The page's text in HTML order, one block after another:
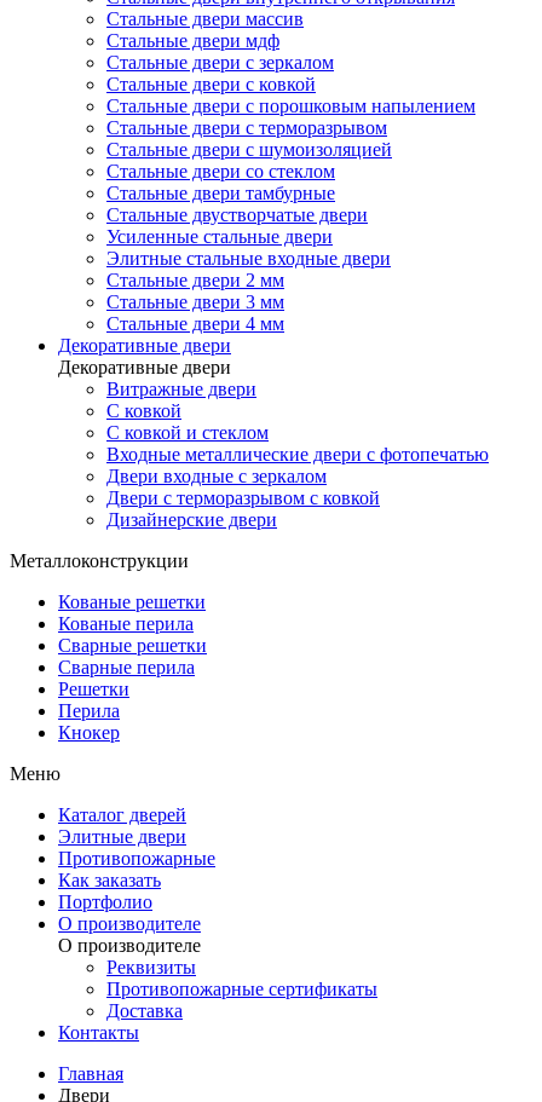
Стальные двери массив
Стальные двери мдф
Стальные двери с зеркалом
Стальные двери с ковкой
Стальные двери с порошковым напылением
Стальные двери с терморазрывом
Стальные двери с шумоизоляцией
Стальные двери со стеклом
Стальные двери тамбурные
Стальные двустворчатые двери
Усиленные стальные двери
Элитные стальные входные двери
Стальные двери 2 мм
Стальные двери 3 мм
Стальные двери 4 мм
Декоративные двери
Декоративные двери
Витражные двери
С ковкой
С ковкой и стеклом
Входные металлические двери с фотопечатью
Двери входные с зеркалом
Двери с терморазрывом с ковкой
Дизайнерские двери
Металлоконструкции
Кованые решетки
Кованые перила
Сварные решетки
Сварные перила
Решетки
Перила
Кнокер
Меню
Каталог дверей
Элитные двери
Противопожарные
Как заказать
Портфолио
О производителе
О производителе
Реквизиты
Противопожарные сертификаты
Доставка
Контакты
Главная
Двери